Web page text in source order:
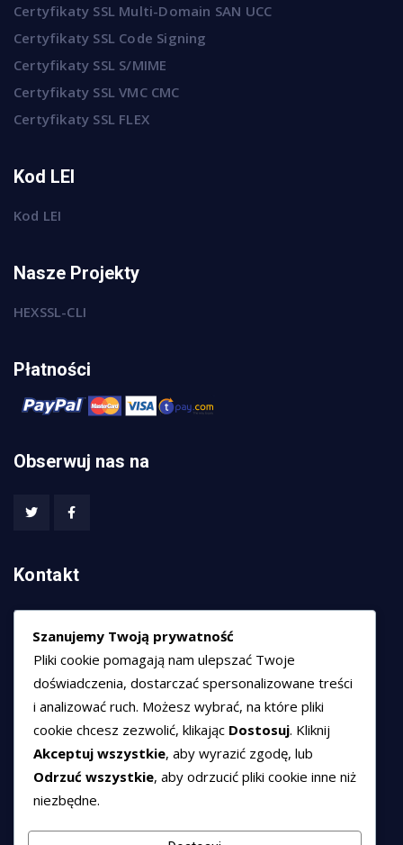
Certyfikaty SSL Multi-Domain SAN UCC
Certyfikaty SSL Code Signing
Certyfikaty SSL S/MIME
Certyfikaty SSL VMC CMC
Certyfikaty SSL FLEX
Kod LEI
Kod LEI
Nasze Projekty
HEXSSL-CLI
Płatności
Obserwuj nas na
Kontakt
HEXCOM NETWORKS sp. z o.o.
ul. Marsz. Józefa Piłsudskiego 74/320,
50-020 Wrocław
+48 789 594 102
sprzedaz@hexssl.pl
Dokumenty
Szanujemy Twoją prywatność
Pliki cookie pomagają nam ulepszać Twoje
doświadczenia, dostarczać spersonalizowane treści
i analizować ruch. Możesz wybrać, na które pliki
cookie chcesz zezwolić, klikając Dostosuj. Kliknij
Akceptuj wszystkie, aby wyrazić zgodę, lub
Odrzuć wszystkie, aby odrzucić pliki cookie inne niż
niezbędne.